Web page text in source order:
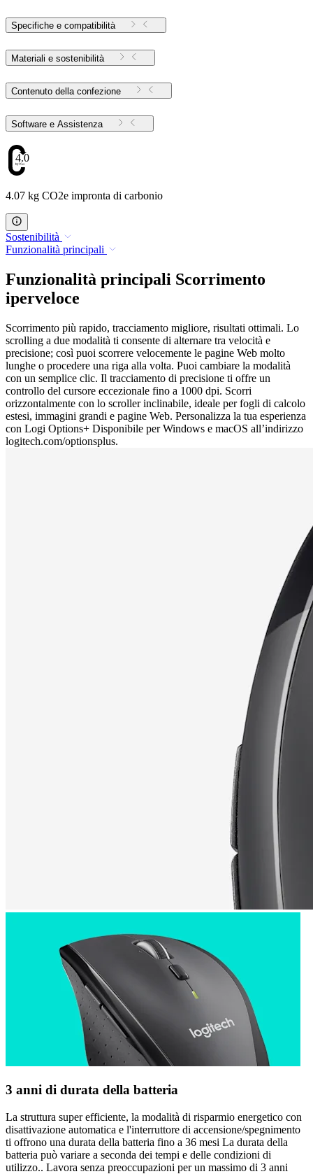
Specifiche e compatibilità
Materiali e sostenibilità
Contenuto della confezione
Software e Assistenza
4.07
4.07 kg CO2e impronta di carbonio
Sostenibilità
Funzionalità principali
Funzionalità principali Scorrimento
iperveloce
Scorrimento più rapido, tracciamento migliore, risultati ottimali. Lo
scrolling a due modalità ti consente di alternare tra velocità e
precisione; così puoi scorrere velocemente le pagine Web molto
lunghe o procedere una riga alla volta. Puoi cambiare la modalità
con un semplice clic. Il tracciamento di precisione ti offre un
controllo del cursore eccezionale fino a 1000 dpi. Scorri
orizzontalmente con lo scroller inclinabile, ideale per fogli di calcolo
estesi, immagini grandi e pagine Web. Personalizza la tua esperienza
con Logi Options+ Disponibile per Windows e macOS all’indirizzo
logitech.com/optionsplus.
3 anni di durata della batteria
La struttura super efficiente, la modalità di risparmio energetico con
disattivazione automatica e l'interruttore di accensione/spegnimento
ti offrono una durata della batteria fino a 36 mesi La durata della
batteria può variare a seconda dei tempi e delle condizioni di
utilizzo.. Lavora senza preoccupazioni per un massimo di 3 anni